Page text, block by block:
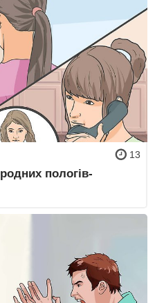
13
пологів-